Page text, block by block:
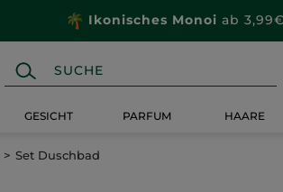
Ikonisches Monoi ab 3,99€
GESICHT PARFUM HAARE
Set Duschbad